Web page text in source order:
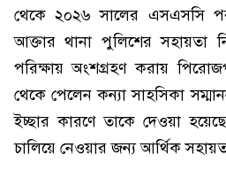
থেকে ২০২৬ সালের এসএসসি
আক্তার থানা পুলিশের সহায়তা
পরিক্ষায় অংশগ্রহণ করায়
থেকে পেলেন কন্যা সাহসিকা
ইচ্ছার কারণে তাকে দেওয়া
চালিয়ে নেওয়ার জন্য আর্থিক